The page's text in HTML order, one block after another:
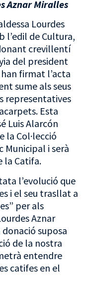
Aznar Miralles
Lourdes
l’edil de Cultura,
crevillentí
del president
han firmat l’acta
sume als seus
representatives
Esta
Luis Alarcón
la Col·lecció
Municipal i serà
la Catifa.
l’evolució que
i el seu trasllat a
per als
Aznar
suposa
de la nostra
entendre
catifes en el